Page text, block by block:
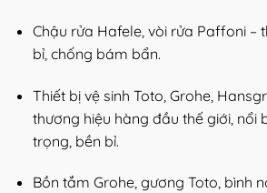
Chậu rửa Hafele, vòi rửa Paffoni –
bỉ, chống bám bẩn.
Thiết bị vệ sinh Toto, Grohe,
thương hiệu hàng đầu thế giới, nổi
trọng, bền bỉ.
Bồn tắm Grohe, gương Toto, bình